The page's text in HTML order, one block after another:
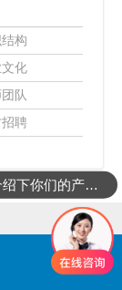
构
化
队
招聘
可以介绍下你们的产品么